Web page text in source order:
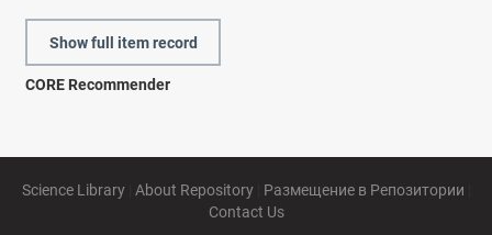
Show full item record
CORE Recommender
Science Library| About Repository| Размещение в Репозитории
Contact Us